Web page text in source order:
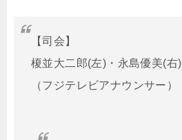
【司会】
榎並大二郎(左)・永島優美(右)
（フジテレビアナウンサー）